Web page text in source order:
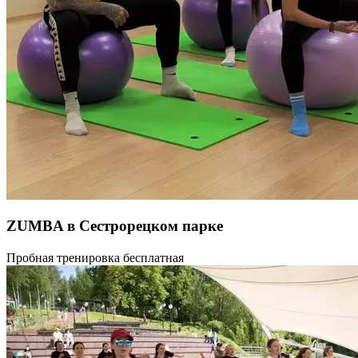
ZUMBA в Сестрорецком парке
Приглашаем всех желающих в Сестрорецкий парк на Зумбу
с Сучковой Екатериной.
Пробная тренировка бесплатная